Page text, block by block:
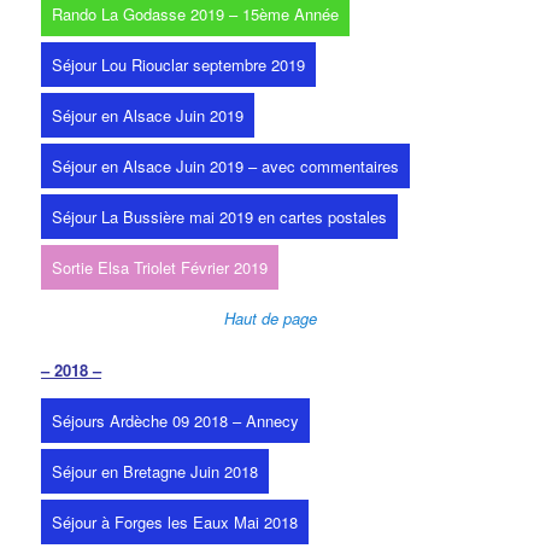
Rando La Godasse 2019 – 15ème Année
Séjour Lou Riouclar septembre 2019
Séjour en Alsace Juin 2019
Séjour en Alsace Juin 2019 – avec commentaires
Séjour La Bussière mai 2019 en cartes postales
Sortie Elsa Triolet Février 2019
Haut de page
– 2018 –
Séjours Ardèche 09 2018 – Annecy
Séjour en Bretagne Juin 2018
Séjour à Forges les Eaux Mai 2018